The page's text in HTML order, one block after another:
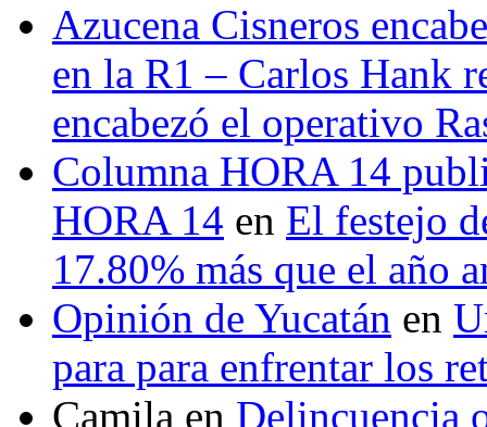
Azucena Cisneros
en la R1 – Carlos Hank
encabezó el operativo
Columna HORA 14
HORA 14 en El festejo
17.80% más que el año
Opinión de Yucatán en
para para enfrentar los
Camila en Delincuencia